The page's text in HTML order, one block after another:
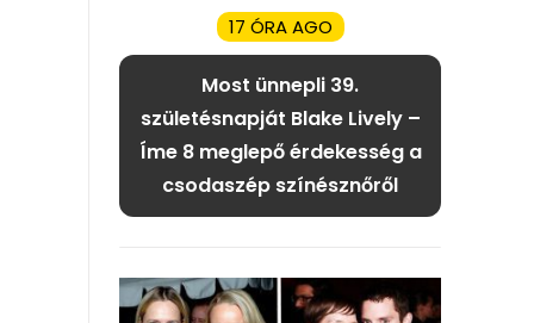
17 ÓRA AGO
Most ünnepli 39.
születésnapját Blake Lively –
Íme 8 meglepő érdekesség a
csodaszép színésznőről